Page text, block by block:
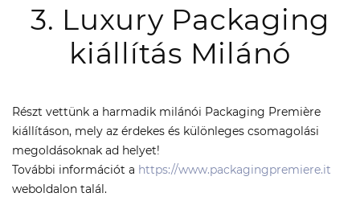
3. Luxury Packaging
kiállítás Milánó
Részt vettünk a harmadik milánói Packaging Première
kiállításon, mely az érdekes és különleges csomagolási
megoldásoknak ad helyet!
További információt a https://www.packagingpremiere.it
weboldalon talál.